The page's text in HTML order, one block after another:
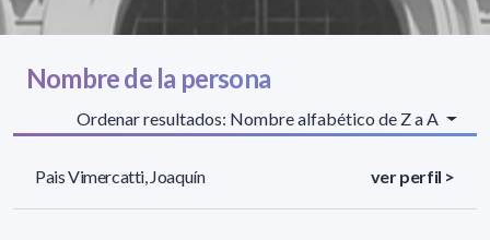
Nombre de la persona
Ordenar resultados: Nombre alfabético de Z a A
Pais Vimercatti, Joaquín ver perfil >